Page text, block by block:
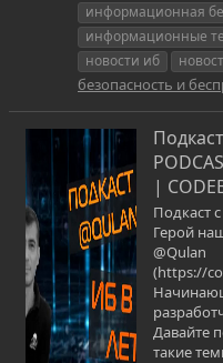
информационная
информационные
новости иб
безопасность и
|
Подкаст
Герой
@Qulan
(https://
Давайте
такие